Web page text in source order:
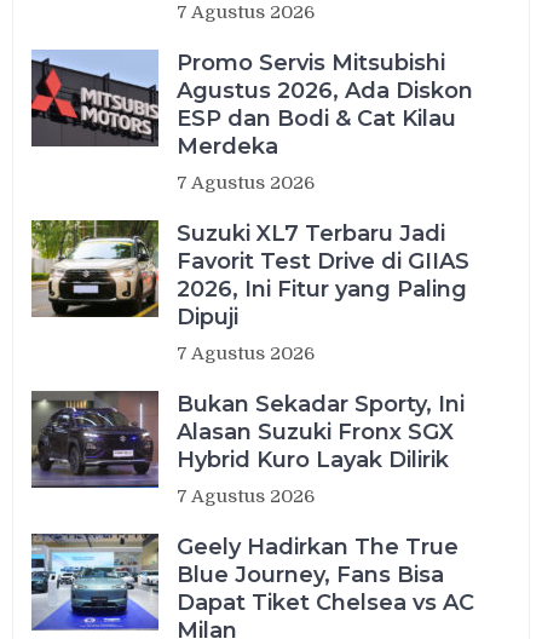
7 Agustus 2026
Promo Servis Mitsubishi
Agustus 2026, Ada Diskon
ESP dan Bodi & Cat Kilau
Merdeka
7 Agustus 2026
Suzuki XL7 Terbaru Jadi
Favorit Test Drive di GIIAS
2026, Ini Fitur yang Paling
Dipuji
7 Agustus 2026
Bukan Sekadar Sporty, Ini
Alasan Suzuki Fronx SGX
Hybrid Kuro Layak Dilirik
7 Agustus 2026
Geely Hadirkan The True
Blue Journey, Fans Bisa
Dapat Tiket Chelsea vs AC
Milan